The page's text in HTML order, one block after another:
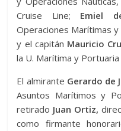
Cruise Line; Emiel
Operaciones Marítimas
y el capitán Mauricio
la U. Marítima y
El almirante Gerardo de
Asuntos Marítimos y
retirado Juan Ortiz,
como firmante